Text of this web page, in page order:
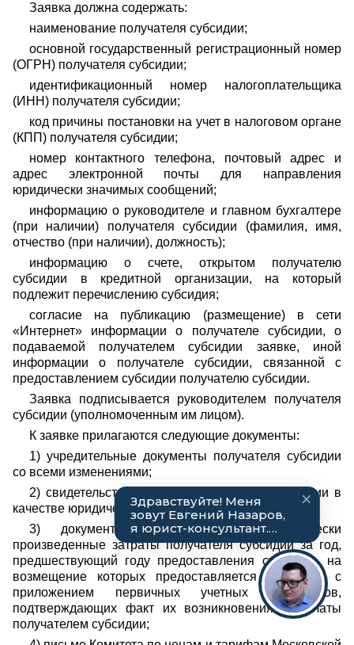
Заявка должна содержать:
наименование получателя субсидии;
основной государственный регистрационный номер
(ОГРН) получателя субсидии;
идентификационный номер налогоплательщика
(ИНН) получателя субсидии;
код причины постановки на учет в налоговом органе
(КПП) получателя субсидии;
номер контактного телефона, почтовый адрес и
адрес электронной почты для направления
юридически значимых сообщений;
информацию о руководителе и главном бухгалтере
(при наличии) получателя субсидии (фамилия, имя,
отчество (при наличии), должность);
информацию о счете, открытом получателю
субсидии в кредитной организации, на который
подлежит перечислению субсидия;
согласие на публикацию (размещение) в сети
«Интернет» информации о получателе субсидии, о
подаваемой получателем субсидии заявке, иной
информации о получателе субсидии, связанной с
предоставлением субсидии получателю субсидии.
Заявка подписывается руководителем получателя
субсидии (уполномоченным им лицом).
К заявке прилагаются следующие документы:
1) учредительные документы получателя субсидии
со всеми изменениями;
2) свидетельство о государственной регистрации в
качестве юридического лица;
3) документы, подтверждающие фактически
произведенные затраты получателя субсидии за год,
предшествующий году предоставления субсидии, на
возмещение которых предоставляется субсидия, с
приложением первичных учетных документов,
подтверждающих факт их возникновения и оплаты
получателем субсидии;